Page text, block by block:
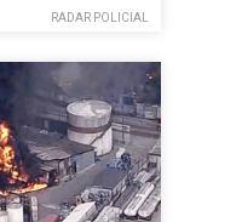
RADAR POLICIAL